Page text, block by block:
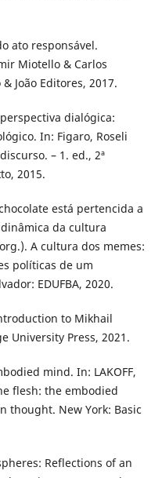
ato responsável.
Miotello & Carlos
João Editores, 2017.
dialógica:
In: Figaro, Roseli
– 1. ed., 2ª
2015.
está pertencida a
da cultura
A cultura dos memes:
políticas de um
EDUFBA, 2020.
to Mikhail
University Press, 2021.
mind. In: LAKOFF,
flesh: the embodied
thought. New York: Basic
Reflections of an